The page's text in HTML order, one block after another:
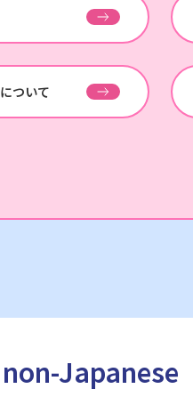
ついて
Japanese